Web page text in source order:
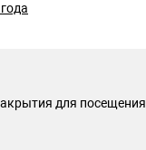
для посещения